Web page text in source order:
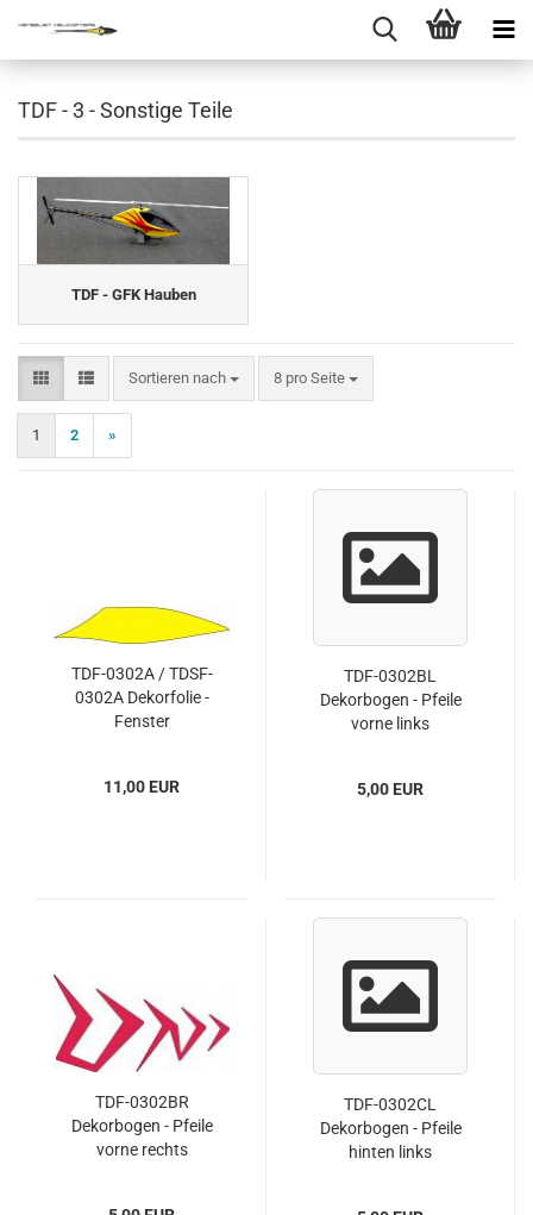
TDF - 3 - Sonstige Teile
TDF - GFK Hauben
Sortieren nach
Sortieren nach 8 pro Seite
pro Seite
1 2 »
TDF-0302A / TDSF-
0302A Dekorfolie -
Fenster
11,00 EUR
TDF-0302BL
Dekorbogen - Pfeile
vorne links
5,00 EUR
TDF-0302BR
Dekorbogen - Pfeile
vorne rechts
TDF-0302CL
Dekorbogen - Pfeile
hinten links